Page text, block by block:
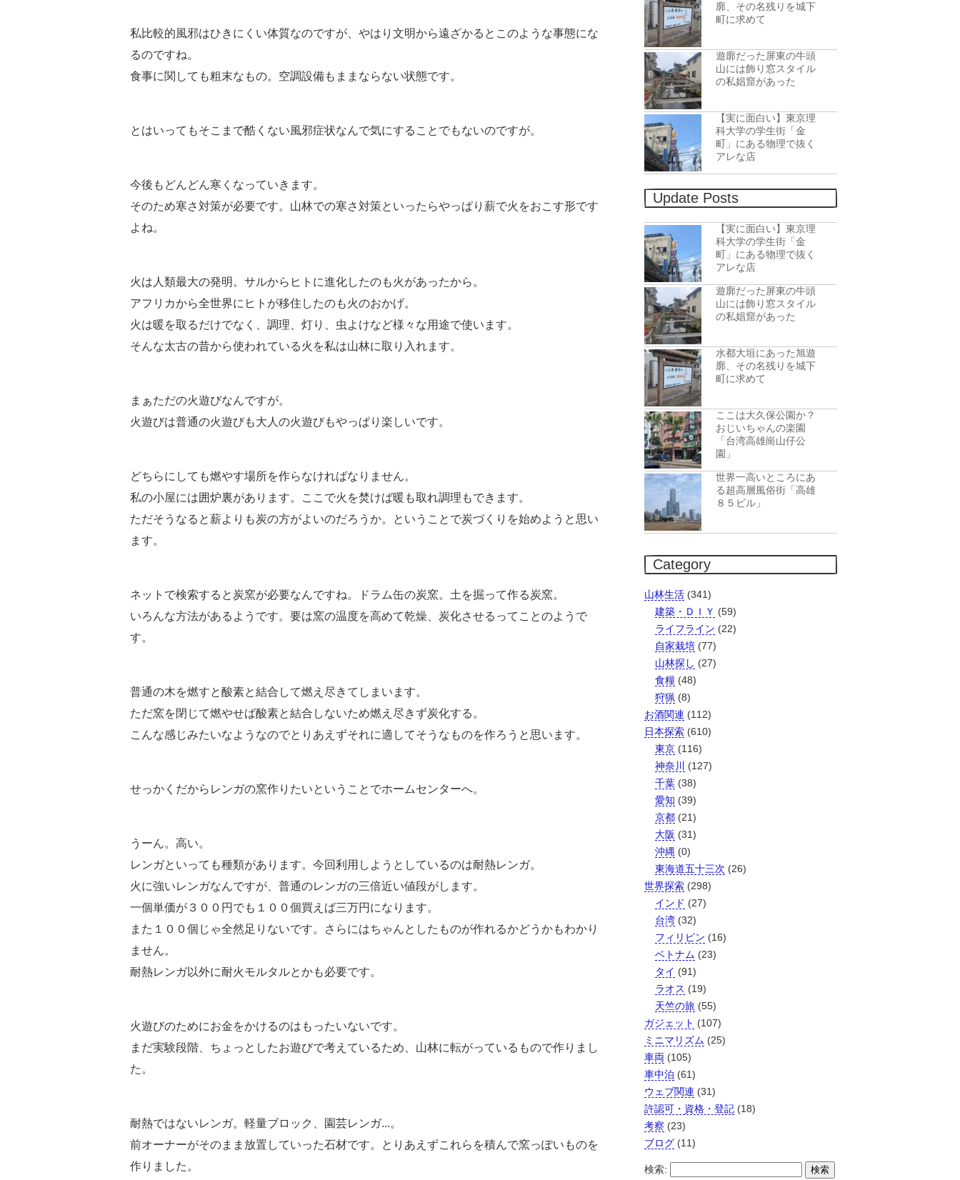
私比較的風邪はひきにくい体質なのですが、やはり文明から遠ざかるとこのような事態にな
るのですね。
食事に関しても粗末なもの。空調設備もままならない状態です。
とはいってもそこまで酷くない風邪症状なんで気にすることでもないのですが。
今後もどんどん寒くなっていきます。
そのため寒さ対策が必要です。山林での寒さ対策といったらやっぱり薪で火をおこす形です
よね。
火は人類最大の発明。サルからヒトに進化したのも火があったから。
アフリカから全世界にヒトが移住したのも火のおかげ。
火は暖を取るだけでなく、調理、灯り、虫よけなど様々な用途で使います。
そんな太古の昔から使われている火を私は山林に取り入れます。
まぁただの火遊びなんですが。
火遊びは普通の火遊びも大人の火遊びもやっぱり楽しいです。
どちらにしても燃やす場所を作らなければなりません。
私の小屋には囲炉裏があります。ここで火を焚けば暖も取れ調理もできます。
ただそうなると薪よりも炭の方がよいのだろうか。ということで炭づくりを始めようと思い
ます。
ネットで検索すると炭窯が必要なんですね。ドラム缶の炭窯。土を掘って作る炭窯。
いろんな方法があるようです。要は窯の温度を高めて乾燥、炭化させるってことのようで
す。
普通の木を燃すと酸素と結合して燃え尽きてしまいます。
ただ窯を閉じて燃やせば酸素と結合しないため燃え尽きず炭化する。
こんな感じみたいなようなのでとりあえずそれに適してそうなものを作ろうと思います。
せっかくだからレンガの窯作りたいということでホームセンターへ。
うーん。高い。
レンガといっても種類があります。今回利用しようとしているのは耐熱レンガ。
火に強いレンガなんですが、普通のレンガの三倍近い値段がします。
一個単価が３００円でも１００個買えば三万円になります。
また１００個じゃ全然足りないです。さらにはちゃんとしたものが作れるかどうかもわかり
ません。
耐熱レンガ以外に耐火モルタルとかも必要です。
火遊びのためにお金をかけるのはもったいないです。
まだ実験段階、ちょっとしたお遊びで考えているため、山林に転がっているもので作りまし
た。
耐熱ではないレンガ。軽量ブロック、園芸レンガ...。
前オーナーがそのまま放置していった石材です。とりあえずこれらを積んで窯っぽいものを
作りました。
廓、その名残りを城下
町に求めて
遊廓だった屏東の牛頭
山には飾り窓スタイル
の私娼窟があった
【実に面白い】東京理
科大学の学生街「金
町」にある物理で抜く
アレな店
Update Posts
【実に面白い】東京理
科大学の学生街「金
町」にある物理で抜く
アレな店
遊廓だった屏東の牛頭
山には飾り窓スタイル
の私娼窟があった
水都大垣にあった旭遊
廓、その名残りを城下
町に求めて
ここは大久保公園か？
おじいちゃんの楽園
「台湾高雄崗山仔公
園」
世界一高いところにあ
る超高層風俗街「高雄
８５ビル」
Category
山林生活 (341)
建築・ＤＩＹ (59)
ライフライン (22)
自家栽培 (77)
山林探し (27)
食糧 (48)
狩猟 (8)
お酒関連 (112)
日本探索 (610)
東京 (116)
神奈川
(127)
千葉 (38)
愛知 (39)
京都 (21)
大阪 (31)
沖縄 (0)
東海道五十三次 (26)
世界探索 (298)
インド (27)
台湾 (32)
フィリピン (16)
ベトナム (23)
タイ (91)
ラオス (19)
天竺の旅 (55)
ガジェット (107)
ミニマリズム (25)
車両 (105)
車中泊 (61)
ウェブ関連 (31)
許認可・資格・登記 (18)
考察 (23)
ブログ (11)
検索: